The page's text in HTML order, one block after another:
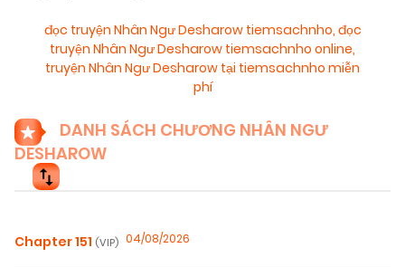
đọc truyện Nhân Ngư Desharow tiemsachnho, đọc
truyện Nhân Ngư Desharow tiemsachnho online,
truyện Nhân Ngư Desharow tại tiemsachnho miễn
phí
DANH SÁCH CHƯƠNG NHÂN NGƯ
DESHAROW
Chapter 151 (VIP) 04/08/2026